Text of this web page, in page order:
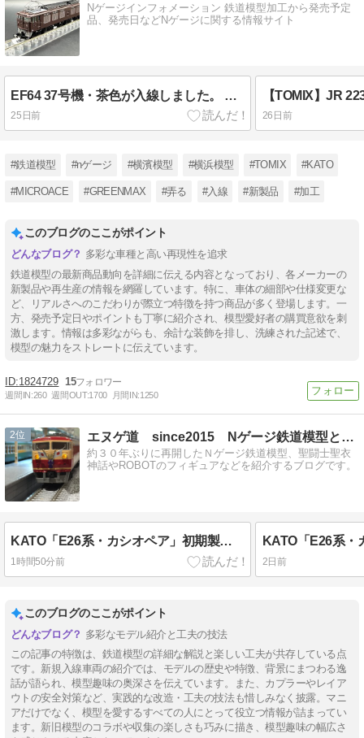
Nゲージインフォメーション 鉄道模型加工から発売予定
品、発売日などNゲージに関する情報サイト
EF64 37号機・茶色が入線しました。 TOMIX 7118
25日前 26日前
#鉄道模型 #nゲージ #横濱模型 #横浜模型 #TOMIX #KATO
#MICROACE #GREENMAX #弄る #入線 #新製品 #加工
このブログのここがポイント
多彩な車種と高い再現性を追求
鉄道模型の最新商品動向を詳細に伝える内容となっており、各メーカーの
新製品や再生産の情報を網羅しています。特に、車体の細部や仕様変更な
ど、リアルさへのこだわりが際立つ特徴を持つ商品が多く登場します。一
方、発売予定日やポイントも丁寧に紹介され、模型愛好者の購買意欲を刺
激します。情報は多彩ながらも、余計な装飾を排し、洗練された記述で、
模型の魅力をストレートに伝えています。
1824729 15
週間IN:260 週間OUT:1700 月間IN:1250
2 エヌゲ道 since2015 Nゲージ鉄道模型とフィギュア等
約３０年ぶりに再開したＮゲージ鉄道模型、聖闘士聖衣
神話やROBOTのフィギュアなどを紹介するブログです。
KATO「E26系・カシオペア」初期製品のアップデート・その２。
1時間50分前 2日前
このブログのここがポイント
多彩なモデル紹介と工夫の技法
この記事の特徴は、鉄道模型の詳細な解説と楽しい工夫が共存している点
です。新規入線車両の紹介では、モデルの歴史や特徴、背景にまつわる逸
話が語られ、模型趣味の奥深さを伝えています。また、カプラーやレイア
ウトの安全対策など、実践的な改造・工夫の技法も惜しみなく披露。マニ
アだけでなく、模型を愛するすべての人にとって役立つ情報が詰まってい
ます。新旧模型のコラボや収集の楽しさも巧みに描き、模型趣味の幅広さ